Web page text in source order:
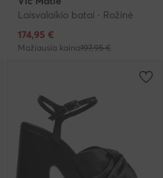
Laisvalaikio batai · Rožinė
Dabartinė kaina
174,95 €
Mažiausia kaina197,95 €